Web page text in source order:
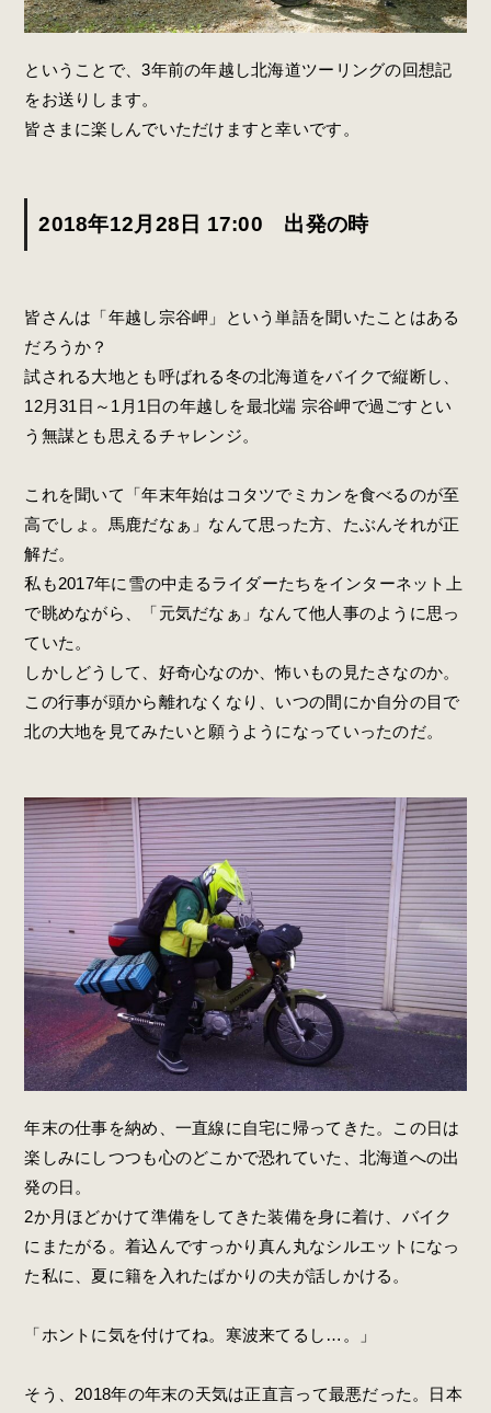
ということで、3年前の年越し北海道ツーリングの回想記
をお送りします。
皆さまに楽しんでいただけますと幸いです。
2018年12月28日 17:00 出発の時
皆さんは「年越し宗谷岬」という単語を聞いたことはある
だろうか？
試される大地とも呼ばれる冬の北海道をバイクで縦断し、
12月31日～1月1日の年越しを最北端 宗谷岬で過ごすとい
う無謀とも思えるチャレンジ。
これを聞いて「年末年始はコタツでミカンを食べるのが至
高でしょ。馬鹿だなぁ」なんて思った方、たぶんそれが正
解だ。
私も2017年に雪の中走るライダーたちをインターネット上
で眺めながら、「元気だなぁ」なんて他人事のように思っ
ていた。
しかしどうして、好奇心なのか、怖いもの見たさなのか。
この行事が頭から離れなくなり、いつの間にか自分の目で
北の大地を見てみたいと願うようになっていったのだ。
年末の仕事を納め、一直線に自宅に帰ってきた。この日は
楽しみにしつつも心のどこかで恐れていた、北海道への出
発の日。
2か月ほどかけて準備をしてきた装備を身に着け、バイク
にまたがる。着込んですっかり真ん丸なシルエットになっ
た私に、夏に籍を入れたばかりの夫が話しかける。
「ホントに気を付けてね。寒波来てるし…。」
そう、2018年の年末の天気は正直言って最悪だった。日本